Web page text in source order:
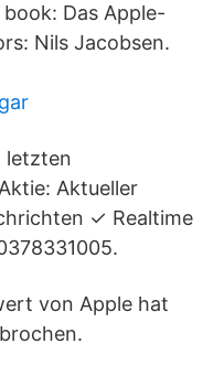
Das Apple-
Nils Jacobsen.
letzten
Aktueller
✓ Realtime
von Apple hat